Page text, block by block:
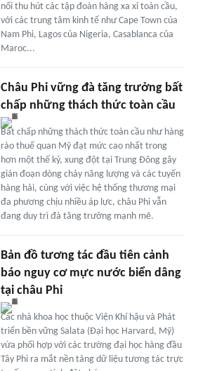
nổi thu hút các tập đoàn hàng xa xỉ toàn cầu,
với các trung tâm kinh tế như Cape Town của
Nam Phi, Lagos của Nigeria, Casablanca của
Maroc...
Châu Phi vững đà tăng trưởng bất
chấp những thách thức toàn cầu
Bất chấp những thách thức toàn cầu như hàng
rào thuế quan Mỹ đạt mức cao nhất trong
hơn một thế kỷ, xung đột tại Trung Đông gây
gián đoạn dòng chảy năng lượng và các tuyến
hàng hải, cùng với việc hệ thống thương mại
đa phương chịu nhiều áp lực, châu Phi vẫn
đang duy trì đà tăng trưởng mạnh mẽ.
Bản đồ tương tác đầu tiên cảnh
báo nguy cơ mực nước biển dâng
tại châu Phi
Các nhà khoa học thuộc Viện Khí hậu và Phát
triển bền vững Salata (Đại học Harvard, Mỹ)
vừa phối hợp với các trường đại học hàng đầu
Tây Phi ra mắt nền tảng dữ liệu tương tác trực